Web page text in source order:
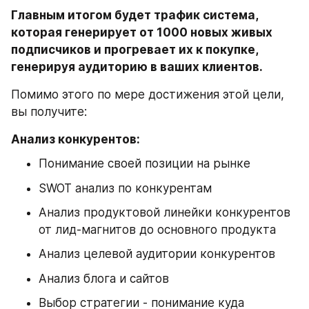
Главным итогом будет трафик система,
которая генерирует от 1000 новых живых
подписчиков и прогревает их к покупке,
генерируя аудиторию в ваших клиентов.
Помимо этого по мере достижения этой цели,
вы получите:
Анализ конкурентов:
Понимание своей позиции на рынке
SWOT анализ по конкурентам
Анализ продуктовой линейки конкурентов
от лид-магнитов до основного продукта
Анализ целевой аудитории конкурентов
Анализ блога и сайтов
Выбор стратегии - понимание куда